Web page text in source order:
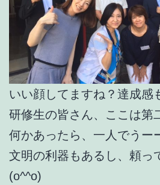
いい顔してますね？達成感
研修生の皆さん、ここは第
何かあったら、一人でうー
文明の利器もあるし、頼っ
(o^^o)